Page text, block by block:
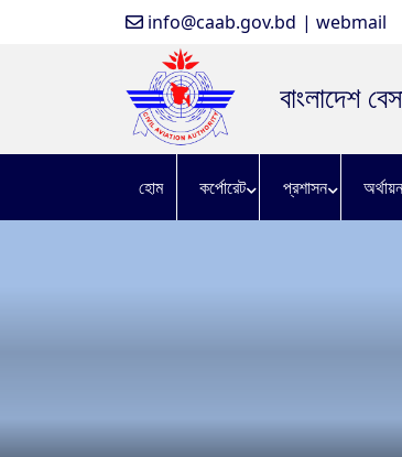
info@caab.gov.bd | webmail
বাংলাদেশ
হোম কর্পোরেট প্রশাসন